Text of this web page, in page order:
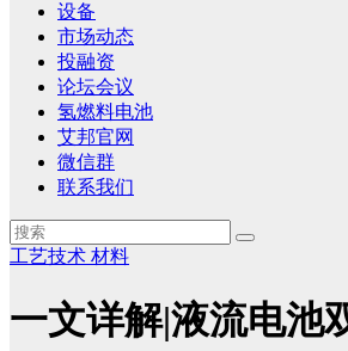
设备
市场动态
投融资
论坛会议
氢燃料电池
艾邦官网
微信群
联系我们
工艺技术 材料
一文详解|液流电池